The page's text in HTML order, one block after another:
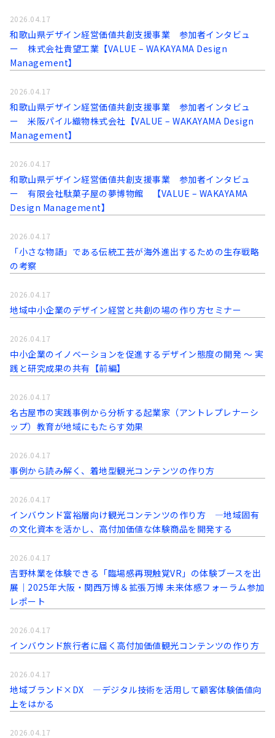
和歌山県デザイン経営価値共創支援事業 参加者インタビュ
ー 株式会社貴望工業【VALUE – WAKAYAMA Design
Management】
2026.04.17
和歌山県デザイン経営価値共創支援事業 参加者インタビュ
ー 米阪パイル織物株式会社【VALUE – WAKAYAMA Design
Management】
2026.04.17
和歌山県デザイン経営価値共創支援事業 参加者インタビュ
ー 有限会社駄菓子屋の夢博物館 【VALUE – WAKAYAMA
Design Management】
2026.04.17
「小さな物語」である伝統工芸が海外進出するための生存戦略
の考察
2026.04.17
地域中小企業のデザイン経営と共創の場の作り方セミナー
2026.04.17
中小企業のイノベーションを促進するデザイン態度の開発 〜 実
践と研究成果の共有【前編】
2026.04.17
名古屋市の実践事例から分析する起業家（アントレプレナーシ
ップ）教育が地域にもたらす効果
2026.04.17
事例から読み解く、着地型観光コンテンツの作り方
2026.04.17
インバウンド富裕層向け観光コンテンツの作り方 ―地域固有
の文化資本を活かし、高付加価値な体験商品を開発する
2026.04.17
吉野林業を体験できる「臨場感再現触覚VR」の体験ブースを出
展｜2025年大阪・関西万博＆拡張万博 未来体感フォーラム参加
レポート
2026.04.17
インバウンド旅行者に届く高付加価値観光コンテンツの作り方
2026.04.17
地域ブランド×DX ―デジタル技術を活用して顧客体験価値向
上をはかる
2026.04.17
2026.04.17